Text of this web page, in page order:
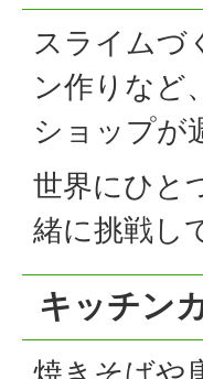
スライムづ
ン作りなど
ショップが
世界にひと
緒に挑戦し
キッチン